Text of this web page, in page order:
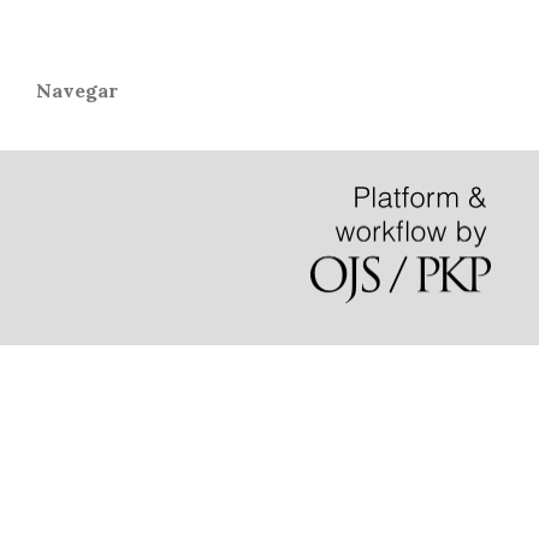
Navegar